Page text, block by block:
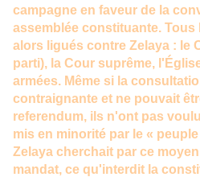
campagne en faveur de la
assemblée constituante.
alors ligués contre Zelaya : le
parti), la Cour suprême,
armées. Même si la
contraignante et ne pouvait
referendum, ils n'ont pas
mis en minorité par le «
Zelaya cherchait par ce
mandat, ce qu'interdit la